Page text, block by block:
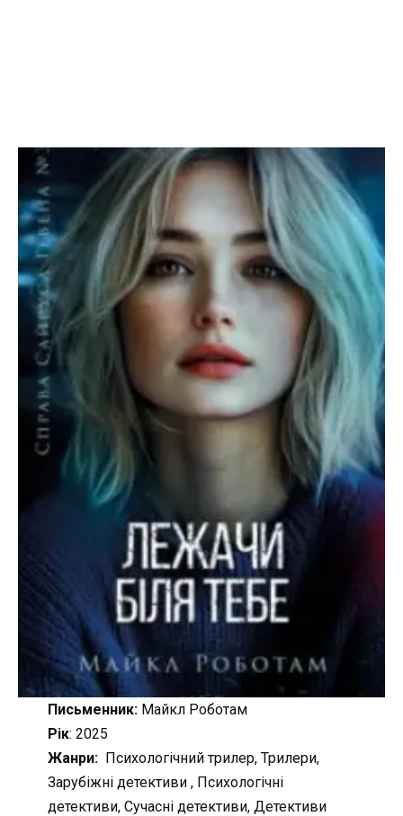
Письменник:Майкл Роботам
Рік: 2025
Жанри: Психологічний трилер, Трилери,
Зарубіжні детективи , Психологічні
детективи, Сучасні детективи, Детективи